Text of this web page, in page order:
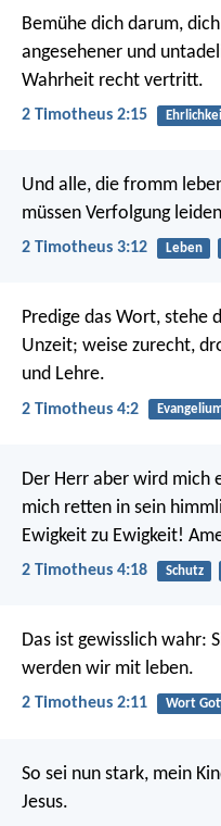
Bemühe dich darum,
angesehener und
Wahrheit recht vertritt.
2 Timotheus 2:15
Und alle, die fromm
müssen Verfolgung
2 Timotheus 3:12 Leben
Predige das Wort, stehe
Unzeit; weise zurecht,
und Lehre.
2 Timotheus 4:2
Der Herr aber wird mich
mich retten in sein
Ewigkeit zu Ewigkeit!
2 Timotheus 4:18 Schutz
Das ist gewisslich wahr:
werden wir mit leben.
2 Timotheus 2:11 Wort
So sei nun stark, mein
Jesus.